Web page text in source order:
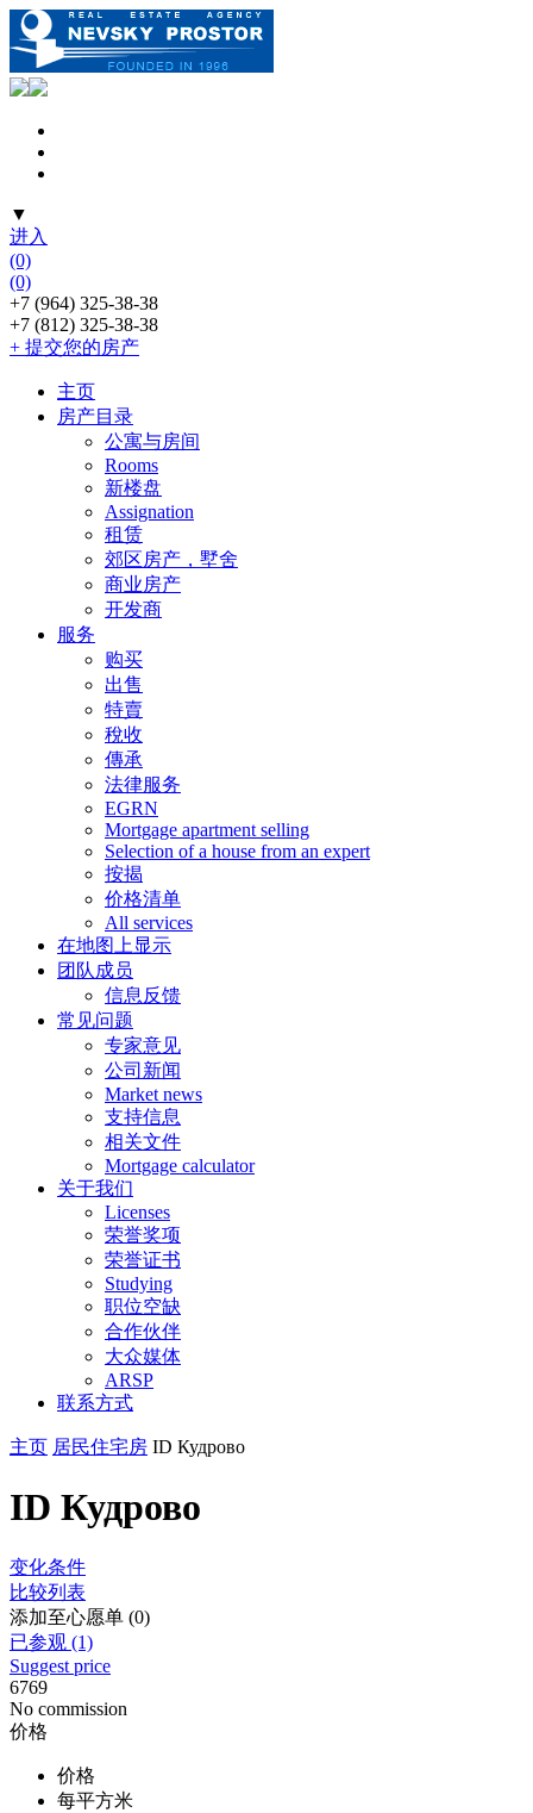
▼
进入
(0)
(0)
+7 (964) 325-38-38
+7 (812) 325-38-38
+ 提交您的房产
主页
房产目录
公寓与房间
Rooms
新楼盘
Assignation
租赁
郊区房产，墅舍
商业房产
开发商
服务
购买
出售
特賣
稅收
傳承
法律服务
EGRN
Mortgage apartment selling
Selection of a house from an expert
按揭
价格清单
All services
在地图上显示
团队成员
信息反馈
常见问题
专家意见
公司新闻
Market news
支持信息
相关文件
Mortgage calculator
关于我们
Licenses
荣誉奖项
荣誉证书
Studying
职位空缺
合作伙伴
大众媒体
ARSP
联系方式
主页 居民住宅房 ID Кудрово
ID Кудрово
变化条件
比较列表
添加至心愿单 (0)
已参观 (1)
Suggest price
6769
No commission
价格
价格
每平方米